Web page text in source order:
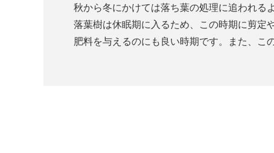
秋から冬にかけては落ち葉の処理に追われる
落葉樹は休眠期に入るため、この時期に剪定
肥料を与えるのにも良い時期です。また、こ